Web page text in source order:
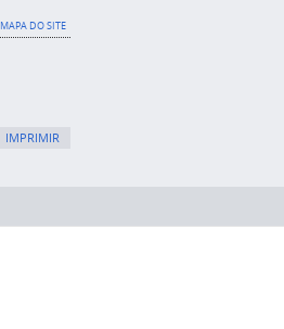
MAPA DO SITE
IMPRIMIR